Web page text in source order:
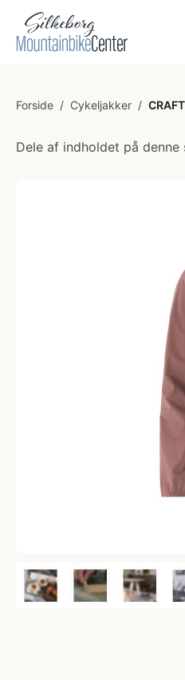
Forside / Cykeljakker /
Dele af indholdet på